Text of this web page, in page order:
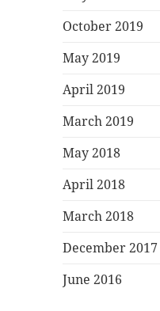
October 2019
May 2019
April 2019
March 2019
May 2018
April 2018
March 2018
December 2017
June 2016